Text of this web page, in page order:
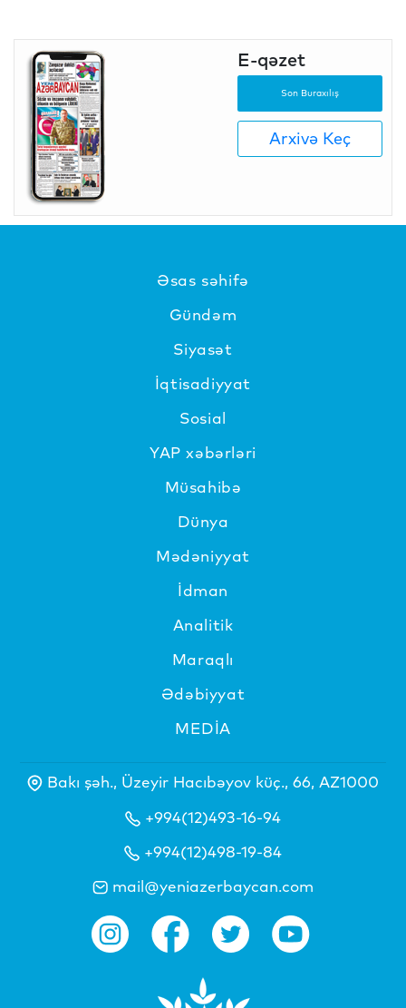
E-qəzet
Son Buraxılış
Arxivə Keç
Əsas səhifə
Gündəm
Siyasət
İqtisadiyyat
Sosial
YAP xəbərləri
Müsahibə
Dünya
Mədəniyyat
İdman
Analitik
Maraqlı
Ədəbiyyat
MEDİA
Bakı şəh., Üzeyir Hacıbəyov küç., 66, AZ1000
+994(12)493-16-94
+994(12)498-19-84
mail@yeniazerbaycan.com